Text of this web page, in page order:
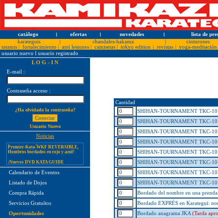
catálogo
l ofertas l novedades l lista de
karateguis
chandales-hakama cinturones
tatamis
fortalecimiento anti lesiones camisetas tokyo edition revistas yoga-meditación
usuario nuevo l usuario registrado
L O G - I N
E-mail :
Contraseña acceso :
¿Ha olvidado la contraseña?
Usuario Nuevo
Noticias
¡PERSONALICE LOS
SU LOGOTIPO!
Tarifas especiales para clubes, dojos
y asociaciones
¡Nuevos catálogos de Kamikaze!
¡Nuevo karategui Kamikaze
Premier-Kata-WKF REVERSIBLE,
Hombros bordados en rojo y azul!
MOVIE FOR ALL JAPAN
KARATEDO SHOTOKAN TOKUI
KATA VOL. 1 + 2!
¡Nuevo karategui Kamikaze K-One-
Hombros bordados en rojo y azul!
¡Nuevo karategui Kamikaze NEW
Calendario de Eventos
Listado de Dojos
Compra Rápida
Servicios Gratuítos
Oportunidades
Cantidad
SHIHAN-TOURNAMENT TKC-10
SHIHAN-TOURNAMENT TKC-
SHIHAN-TOURNAMENT TKC-10
SHIHAN-TOURNAMENT TKC-
SHIHAN-TOURNAMENT TKC-10
SHIHAN-TOURNAMENT TKC-
SHIHAN-TOURNAMENT TKC-10
SHIHAN-TOURNAMENT TKC-
Bordado del nombre en una
Bordado EXPRÉS en Karategui:
Bordado anagrama JKA (Tarda